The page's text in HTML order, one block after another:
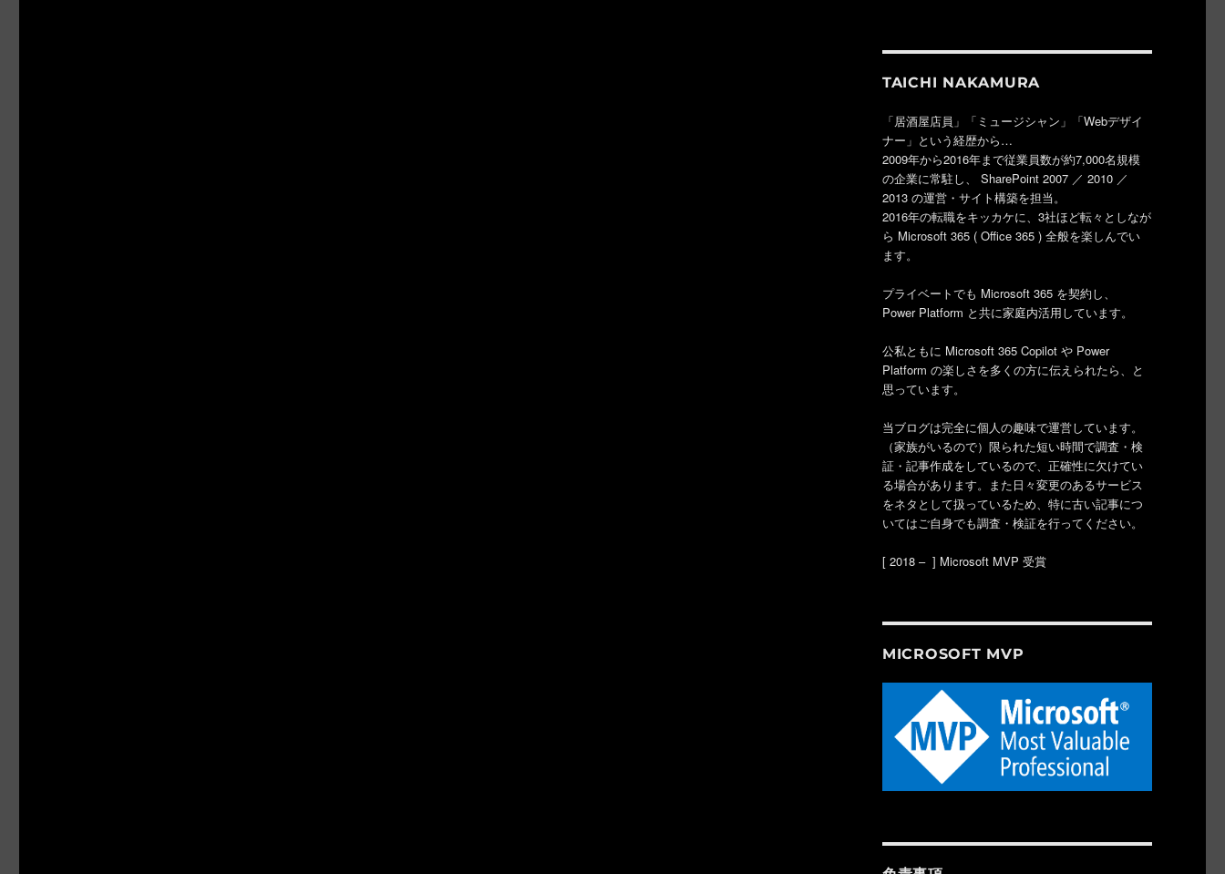
TAICHI NAKAMURA
「居酒屋店員」「ミュージシャン」「Webデザイ
ナー」という経歴から…
2009年から2016年まで従業員数が約7,000名規模
の企業に常駐し、 SharePoint 2007 ／ 2010 ／
2013 の運営・サイト構築を担当。
2016年の転職をキッカケに、3社ほど転々としなが
ら Microsoft 365 ( Office 365 ) 全般を楽しんでい
ます。
プライベートでも Microsoft 365 を契約し、
Power Platform と共に家庭内活用しています。
公私ともに Microsoft 365 Copilot や Power
Platform の楽しさを多くの方に伝えられたら、と
思っています。
当ブログは完全に個人の趣味で運営しています。
（家族がいるので）限られた短い時間で調査・検
証・記事作成をしているので、正確性に欠けてい
る場合があります。また日々変更のあるサービス
をネタとして扱っているため、特に古い記事につ
いてはご自身でも調査・検証を行ってください。
[ 2018 – ] Microsoft MVP 受賞
MICROSOFT MVP